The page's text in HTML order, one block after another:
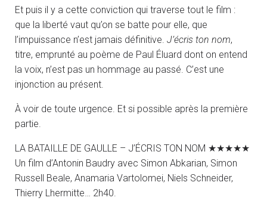
Et puis il y a cette conviction qui traverse tout le film :
que la liberté vaut qu’on se batte pour elle, que
l’impuissance n’est jamais définitive. J’écris ton nom,
titre, emprunté au poème de Paul Éluard dont on entend
la voix, n’est pas un hommage au passé. C’est une
injonction au présent.
À voir de toute urgence. Et si possible après la première
partie.
LA BATAILLE DE GAULLE – J’ÉCRIS TON NOM ★★★★★
Un film d’Antonin Baudry avec Simon Abkarian, Simon
Russell Beale, Anamaria Vartolomei, Niels Schneider,
Thierry Lhermitte… 2h40.